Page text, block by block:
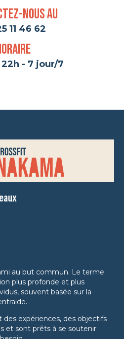
nous au
11 46 62
22h - 7 jour/7
au but commun. Le terme
plus profonde et plus
souvent basée sur la
des expériences, des objectifs
et sont prêts à se soutenir